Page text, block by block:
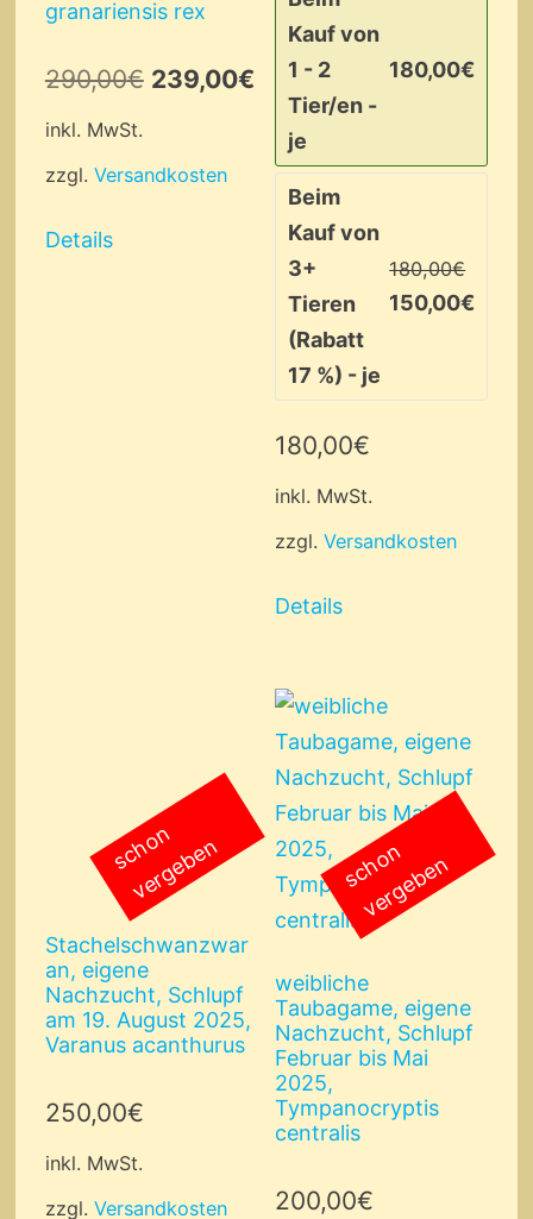
granariensis rex
290,00€ Ursprünglicher
war:
239,00€Aktueller
Preis
ist:
239,00€.
inkl. MwSt.
zzgl. Versandkosten
Details
Kauf von
1 - 2
Tier/en -
je
180,00€
Beim
Kauf von
3+
Tieren
(Rabatt
17 %) - je
180,00€
150,00€
180,00€
inkl. MwSt.
zzgl.Versandkosten
Details
Stachelschwanzwar
an, eigene
Nachzucht, Schlupf
am 19. August 2025,
Varanus acanthurus
inkl. MwSt.
zzgl.Versandkosten
s
c
h
o
n
v
e
r
g
e
b
e
n
weibliche
Taubagame, eigene
Nachzucht, Schlupf
Februar bis Mai
2025,
Tympanocryptis
centralis
200,00€
s
c
h
o
n
v
e
r
g
e
b
e
n